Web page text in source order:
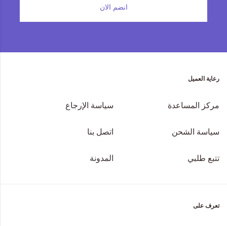
انضم الان
رعاية العميل
مركز المساعدة سياسة الإرجاع
سياسة الشحن اتصل بنا
تتبع طلبي المدونة
تعرف على